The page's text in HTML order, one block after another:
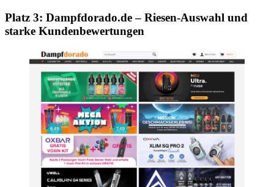
Platz 3: Dampfdorado.de – Riesen-Auswahl und
starke Kundenbewertungen